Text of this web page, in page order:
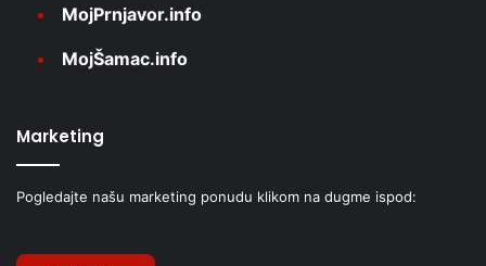
MojPrnjavor.info
MojŠamac.info
Marketing
Pogledajte našu marketing ponudu klikom na dugme ispod: